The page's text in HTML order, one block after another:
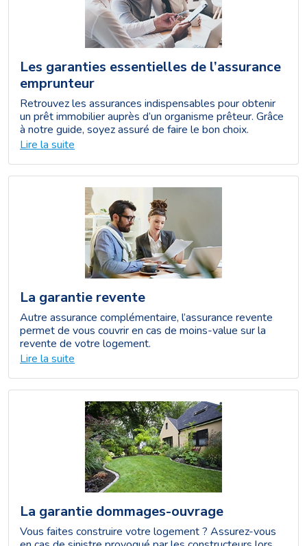
Les garanties essentielles de l’assurance
emprunteur
Retrouvez les assurances indispensables pour obtenir
un prêt immobilier auprès d’un organisme prêteur. Grâce
à notre guide, soyez assuré de faire le bon choix.
Lire la suite
La garantie revente
Autre assurance complémentaire, l’assurance revente
permet de vous couvrir en cas de moins-value sur la
revente de votre logement.
Lire la suite
La garantie dommages-ouvrage
Vous faites construire votre logement ? Assurez-vous